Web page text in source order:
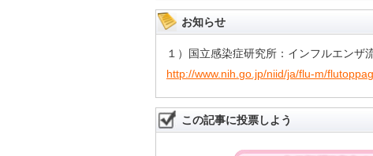
お知らせ
１）国立感染症研究所：インフルエンザ
http://www.nih.go.jp/niid/ja/flu-m/
この記事に投票しよう